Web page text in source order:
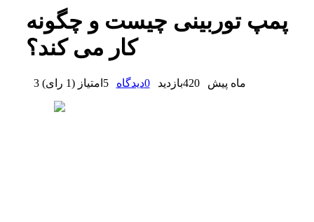
پمپ توربینی چیست و چگونه
کار می کند؟
3 ماه پیش 420بازدید 0دیدگاه 5 امتیاز (1 رای )